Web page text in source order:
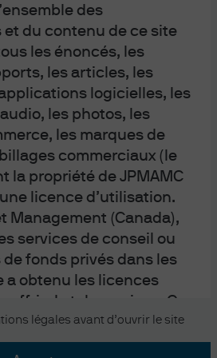
des
du contenu de ce site
les énoncés, les
les articles, les
logicielles, les
les photos, les
les marques de
commerciaux (le
la propriété de JPMAMC
licence d’utilisation.
Management (Canada),
services de conseil ou
fonds privés dans les
a obtenu les licences
offrir de tels services. Ce
destiné aux personnes
la publication ou la mise à
légales avant d’ouvrir le site
dans ce site Web soient réputés exacts
J.P. Morgan Asset Management (Canada) Inc.
ou sous-conseillers) ne peuvent garantir
à jour en tout temps. En accédant à ce site
comprenez, acceptez et convenez des
Si vous n’acceptez pas ces conditions, ne
de ses pages. Ce site web est publié au
(Canada) Inc., qui est un
sur le marché dispensé enregistré
du Canada, sauf le Yukon, ainsi qu’un
en Colombie-Britannique, en Ontario,
Labrador. JPMorgan Asset Management
en dérivés au Manitoba, gestionnaire
en Ontario, et gestionnaire de portefeuille
est la marque de l’activité de gestion d’actifs